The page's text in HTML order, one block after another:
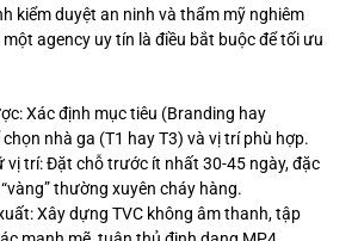
kiểm duyệt an ninh và thẩm mỹ nghiêm
agency uy tín là điều bắt buộc để tối ưu
Xác định mục tiêu (Branding hay
nhà ga (T1 hay T3) và vị trí phù hợp.
vị trí: Đặt chỗ trước ít nhất 30-45 ngày, đặc
thường xuyên cháy hàng.
Xây dựng TVC không âm thanh, tập